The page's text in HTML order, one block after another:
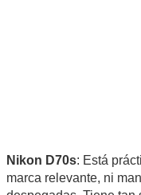
Nikon D70s: Está
marca relevante, ni